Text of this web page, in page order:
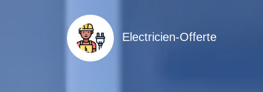
Electricien-Offerte